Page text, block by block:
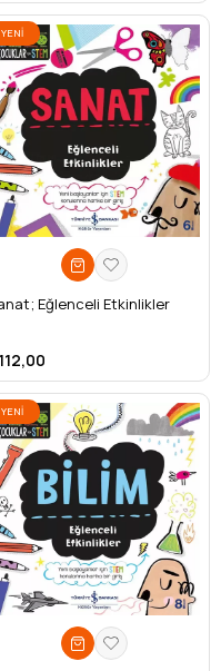
Eğlenceli Etkinlikler
YENI
YENI